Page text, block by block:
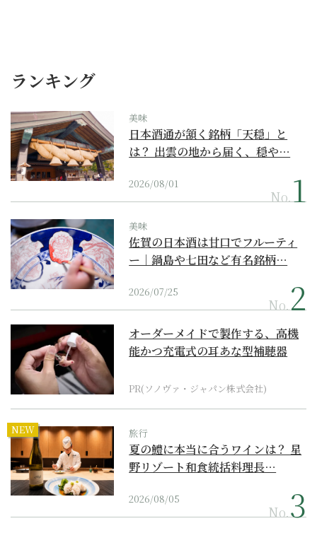
ランキング
美味
日本酒通が頷く銘柄「天穏」と
は？ 出雲の地から届く、穏や…
2026/08/01
No.
美味
佐賀の日本酒は甘口でフルーティ
ー｜鍋島や七田など有名銘柄…
2026/07/25
No.
オーダーメイドで製作する、高機
能かつ充電式の耳あな型補聴器
PR(ソノヴァ・ジャパン株式会社)
NEW 旅行
夏の鱧に本当に合うワインは？ 星
野リゾート和食統括料理長…
2026/08/05
No.